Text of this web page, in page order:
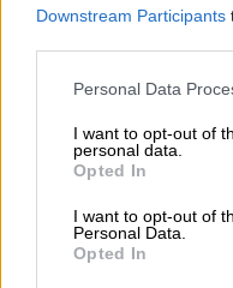
Downstream Participants
Please note that this
not limited to your visit
grant or deny consent to
use your data for below
consent section.
Personal Data
I want to opt-out of
personal data.
Opted In
I want to opt-out of
Personal Data.
Opted In
‘עם כלביא’.
מכים בגרעין
ולהכריע
את חמאס.
השם, יחד ננצח.